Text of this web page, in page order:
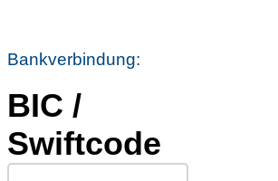
Bankverbindung:
BIC /
Swiftcode